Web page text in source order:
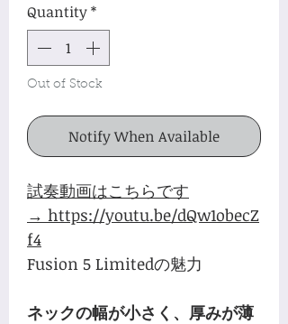
Quantity*
Out of Stock
Notify When Available
試奏動画はこちらです
→ https://youtu.be/dQw1obecZ
f4
Fusion 5 Limitedの魅力
ネックの幅が小さく、厚みが薄